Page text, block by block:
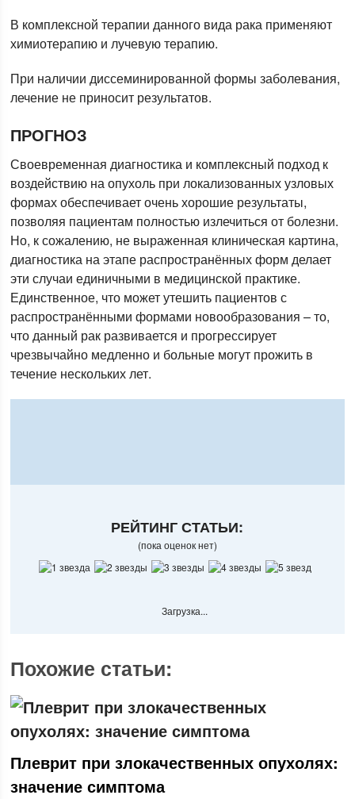
В комплексной терапии данного вида рака применяют
химиотерапию и лучевую терапию.
При наличии диссеминированной формы заболевания,
лечение не приносит результатов.
ПРОГНОЗ
Своевременная диагностика и комплексный подход к
воздействию на опухоль при локализованных узловых
формах обеспечивает очень хорошие результаты,
позволяя пациентам полностью излечиться от болезни.
Но, к сожалению, не выраженная клиническая картина,
диагностика на этапе распространённых форм делает
эти случаи единичными в медицинской практике.
Единственное, что может утешить пациентов с
распространёнными формами новообразования – то,
что данный рак развивается и прогрессирует
чрезвычайно медленно и больные могут прожить в
течение нескольких лет.
РЕЙТИНГ СТАТЬИ:
(пока оценок нет)
Загрузка...
Похожие статьи:
Плеврит при злокачественных опухолях:
значение симптома